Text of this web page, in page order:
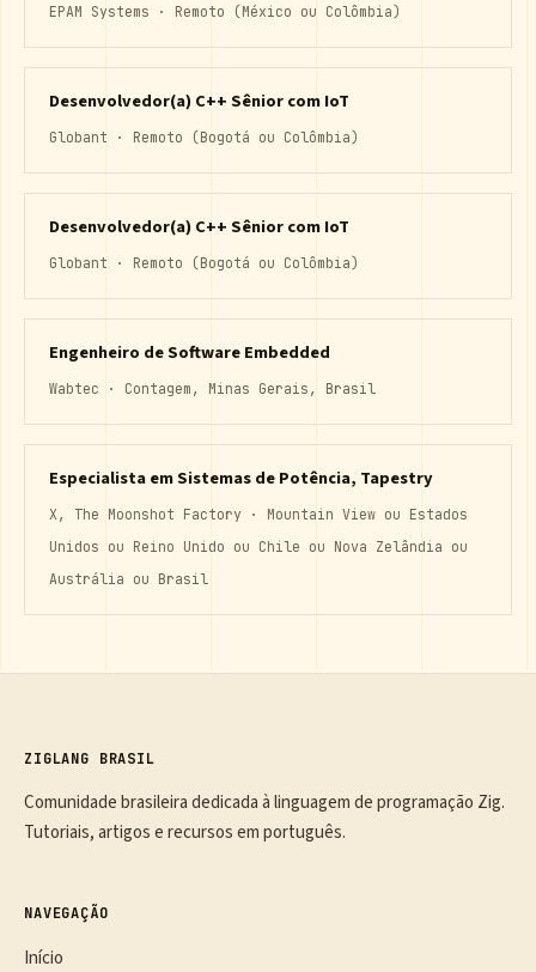
EPAM Systems · Remoto (México ou Colômbia)
Desenvolvedor(a) C++ Sênior com IoT
Globant · Remoto (Bogotá ou Colômbia)
Desenvolvedor(a) C++ Sênior com IoT
Globant · Remoto (Bogotá ou Colômbia)
Engenheiro de Software Embedded
Wabtec · Contagem, Minas Gerais, Brasil
Especialista em Sistemas de Potência, Tapestry
X, The Moonshot Factory · Mountain View ou Estados
Unidos ou Reino Unido ou Chile ou Nova Zelândia ou
Austrália ou Brasil
ZIGLANG BRASIL
Comunidade brasileira dedicada à linguagem de programação Zig.
Tutoriais, artigos e recursos em português.
NAVEGAÇÃO
Início